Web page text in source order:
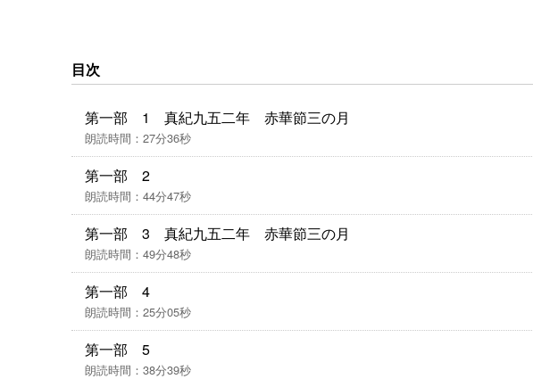
目次
第一部 1 真紀九五二年 赤華節三の月
朗読時間：27分36秒
第一部 2
朗読時間：44分47秒
第一部 3 真紀九五二年 赤華節三の月
朗読時間：49分48秒
第一部 4
朗読時間：25分05秒
第一部 5
朗読時間：38分39秒